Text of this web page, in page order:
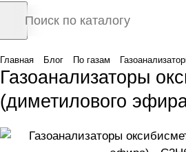
Главная Блог По газам
Газоанализаторы
(диметилового